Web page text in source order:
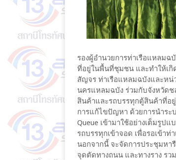
รองผู้อำนวยการท่าเรือแหลมฉ
ที่อยู่ในพื้นที่ชุมชน และทำให้เ
สัญจร ท่าเรือแหลมฉบังและหน่
นครแหลมฉบัง ร่วมกับจังหวัดช
สินค้าและรถบรรทุกตู้สินค้าที่อ
การแก้ไขปัญหา ด้วยการนำระ
Queue เข้ามาใช้อย่างเต็มรูป
รถบรรทุกเข้าจอด เพื่อรอเข้า
นอกจากนี้ จะจัดการประชุมหา
จุดตัดทางถนน และทางราง ร